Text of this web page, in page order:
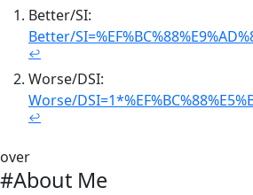
Better/SI:
Better/
↩
Worse/DSI:
Worse/
↩
over
#About Me